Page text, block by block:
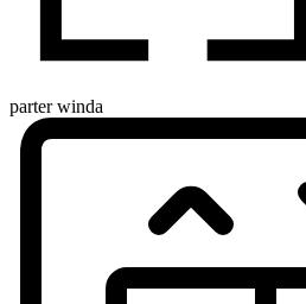
parter winda